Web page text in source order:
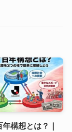
構想とは？｜